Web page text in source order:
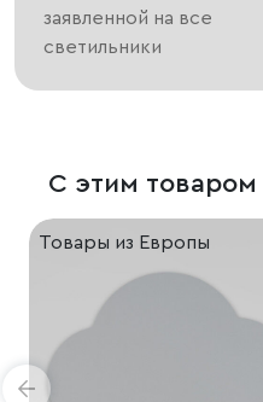
заявленной на все
светильники
С этим товаром
Товары из Европы